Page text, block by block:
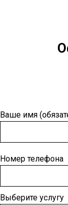
Ваше имя
Номер телефона
Выберите услугу